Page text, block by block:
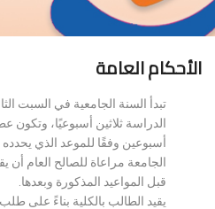
الأحكام العامة
تبدأ السنة الجامعية في السبت
الدراسة ثلاثين أسبوعيًا،
أسبوعين وفقًا للموعد الذي
الجامعة مراعاة للصالح العام أن
قبل المواعيد المذكورة وبعدها.
يقيد الطالب بالكلية بناءً على